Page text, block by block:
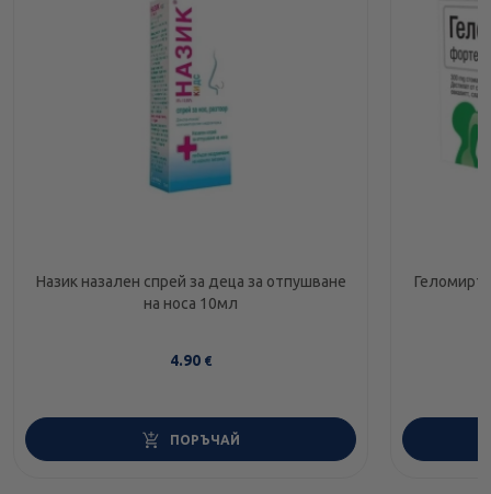
Назик назален спрей за деца за отпушване
на носа 10мл
4.90 €
ПОРЪЧАЙ